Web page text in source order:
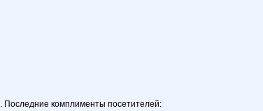
. Последние комплименты посетителей: